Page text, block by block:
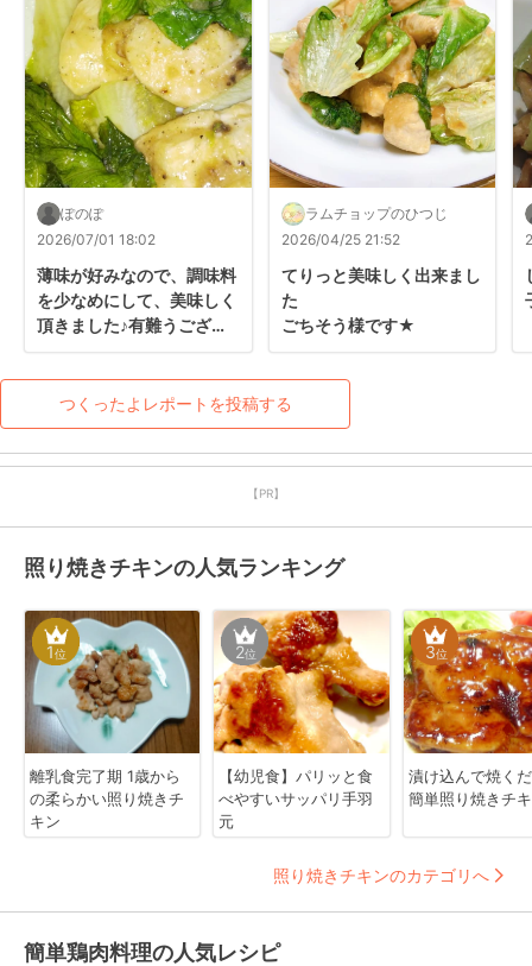
ぽのぽ
2026/07/01 18:02
薄味が好みなので、調味料
を少なめにして、美味しく
頂きました♪有難うござい
ラムチョップのひつじ
2026/04/25 21:52
てりっと美味しく出来まし
た
ごちそう様です★
つくったよレポートを投稿する
【PR】
照り焼きチキンの人気ランキング
1位
離乳食完了期 1歳から
の柔らかい照り焼きチ
キン
2位
【幼児食】パリッと食
べやすいサッパリ手羽
元
3位
漬け込んで焼く
簡単照り焼きチ
照り焼きチキンのカテゴリへ
簡単鶏肉料理の人気レシピ